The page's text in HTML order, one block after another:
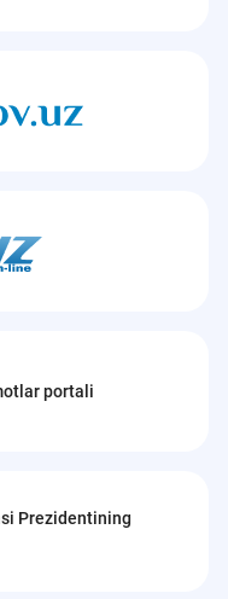
portali
Prezidentining